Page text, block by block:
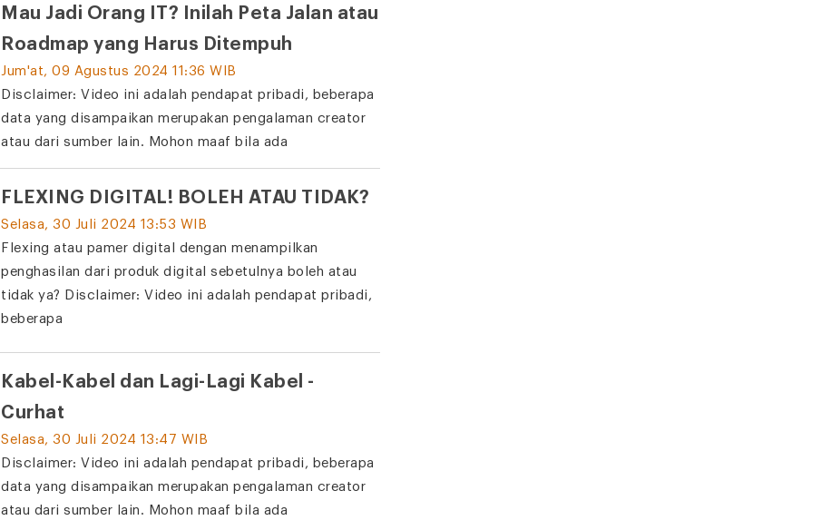
Mau Jadi Orang IT? Inilah Peta Jalan atau
Roadmap yang Harus Ditempuh
Jum'at, 09 Agustus 2024 11:36 WIB
Disclaimer: Video ini adalah pendapat pribadi, beberapa
data yang disampaikan merupakan pengalaman creator
atau dari sumber lain. Mohon maaf bila ada
FLEXING DIGITAL! BOLEH ATAU TIDAK?
Selasa, 30 Juli 2024 13:53 WIB
Flexing atau pamer digital dengan menampilkan
penghasilan dari produk digital sebetulnya boleh atau
tidak ya? Disclaimer: Video ini adalah pendapat pribadi,
beberapa
Kabel-Kabel dan Lagi-Lagi Kabel -
Curhat
Selasa, 30 Juli 2024 13:47 WIB
Disclaimer: Video ini adalah pendapat pribadi, beberapa
data yang disampaikan merupakan pengalaman creator
atau dari sumber lain. Mohon maaf bila ada